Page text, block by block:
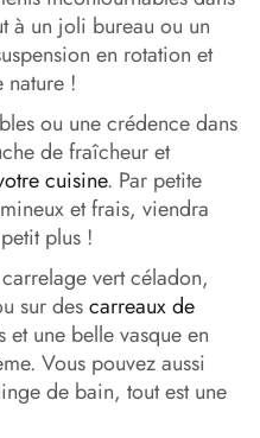
à un joli bureau ou un
en rotation et
nature !
ou une crédence dans
de fraîcheur et
cuisine. Par petite
et frais, viendra
plus !
vert céladon,
sur descarreaux de
une belle vasque en
Vous pouvez aussi
de bain, tout est une